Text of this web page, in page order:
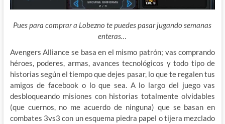
Pues para comprar a Lobezno te puedes pasar jugando semanas
enteras…
Avengers Alliance se basa en el mismo patrón; vas comprando
héroes, poderes, armas, avances tecnológicos y todo tipo de
historias según el tiempo que dejes pasar, lo que te regalen tus
amigos de facebook o lo que sea. A lo largo del juego vas
desbloqueando misiones con historias totalmente olvidables
(que cuernos, no me acuerdo de ninguna) que se basan en
combates 3vs3 con un esquema piedra papel o tijera mezclado